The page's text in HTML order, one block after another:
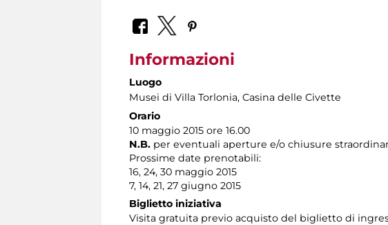
Informazioni
Luogo
Musei di Villa Torlonia, Casina delle Civette
Orario
10 maggio 2015 ore 16.00
N.B. per eventuali aperture e/o chiusure
Prossime date prenotabili:
16, 24, 30 maggio 2015
7, 14, 21, 27 giugno 2015
Biglietto iniziativa
Visita gratuita previo acquisto del biglietto di